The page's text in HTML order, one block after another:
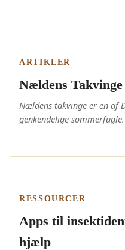
ARTIKLER
Nældens
Nældens takvinge er en af
genkendelige
RESSOURCER
Apps til
hjælp